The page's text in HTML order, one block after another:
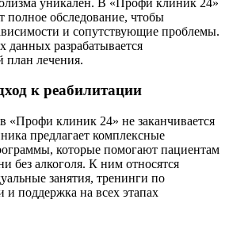
полное обследование, чтобы
и сопутствующие проблемы.
данных разрабатывается
план лечения.
к реабилитации
«Профи клиник 24» не заканчивается
предлагает комплексные
которые помогают пациентам
без алкоголя. К ним относятся
занятия, тренинги по
и поддержка на всех этапах